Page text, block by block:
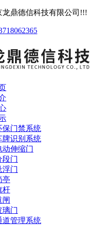
龙鼎德信科技有限公司!!!
保门禁系统
牌识别系统
动伸缩门
段门
浮门
亭
杆
闸
璃门
道管理系统